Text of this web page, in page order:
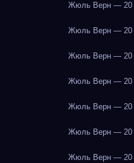
Жюль Верн — 20
Жюль Верн — 20
Жюль Верн — 20
Жюль Верн — 20
Жюль Верн — 20
Жюль Верн — 20
Жюль Верн — 20